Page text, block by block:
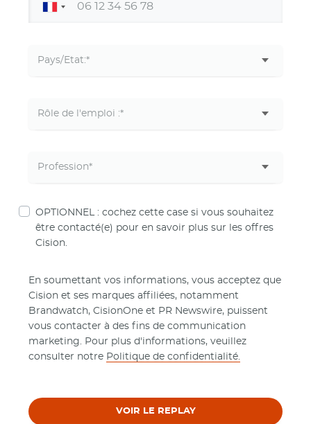
OPTIONNEL : cochez cette case si vous souhaitez
être contacté(e) pour en savoir plus sur les offres
Cision.
En soumettant vos informations, vous acceptez que
Cision et ses marques affiliées, notamment
Brandwatch, CisionOne et PR Newswire, puissent
vous contacter à des fins de communication
marketing. Pour plus d'informations, veuillez
consulter notre Politique de confidentialité.
VOIR LE REPLAY